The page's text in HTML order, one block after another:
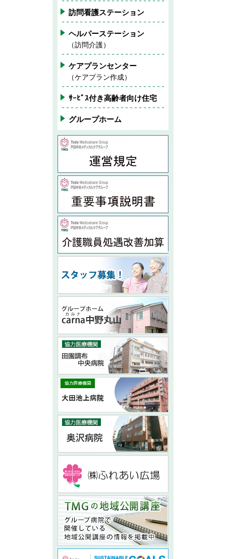
訪問看護ステーション
ヘルパーステーション
（訪問介護）
ケアプランセンター
（ケアプラン作成）
ｻｰﾋﾞｽ付き高齢者向け住宅
グループホーム